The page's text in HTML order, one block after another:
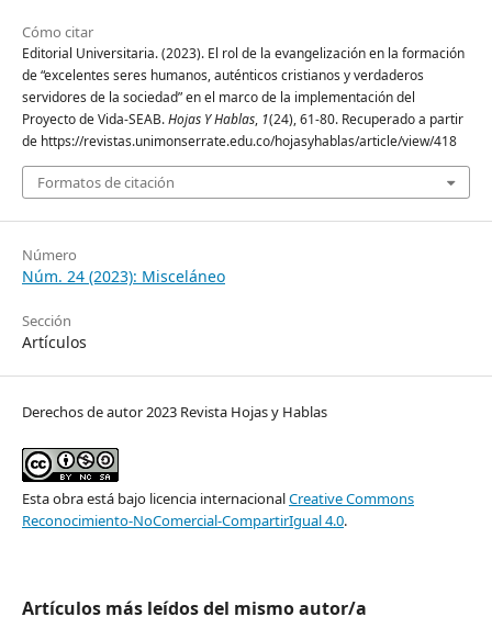
Cómo citar
Editorial Universitaria. (2023). El rol de la evangelización en la formación
de “excelentes seres humanos, auténticos cristianos y verdaderos
servidores de la sociedad” en el marco de la implementación del
Proyecto de Vida-SEAB.Hojas Y Hablas, 1(24), 61-80. Recuperado a partir
de https://revistas.unimonserrate.edu.co/hojasyhablas/article/view/418
Formatos de citación
Número
Núm. 24 (2023): Misceláneo
Sección
Artículos
Derechos de autor 2023 Revista Hojas y Hablas
Esta obra está bajo licencia internacionalCreative Commons
Reconocimiento-NoComercial-CompartirIgual 4.0.
Artículos más leídos del mismo autor/a